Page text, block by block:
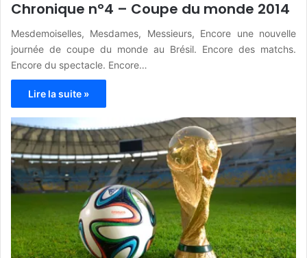
Chronique n°4 – Coupe du monde 2014
Mesdemoiselles, Mesdames, Messieurs, Encore une nouvelle
journée de coupe du monde au Brésil. Encore des matchs.
Encore du spectacle. Encore…
Lire la suite »